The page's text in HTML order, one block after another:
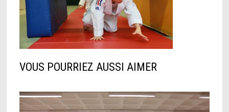
VOUS POURRIEZ AUSSI AIMER